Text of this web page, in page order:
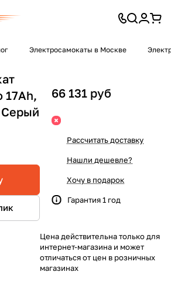
Электросамокаты в Москве
17Ah,
66 131 руб
Рассчитать доставку
Нашли дешевле?
Хочу в подарок
Гарантия 1 год
Цена действительна только для
интернет-магазина и может
отличаться от цен в розничных
магазинах